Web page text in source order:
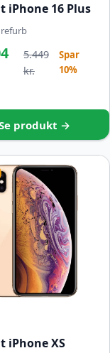
iPhone 16 Plus
5.449
kr.
Spar
10%
produkt →
iPhone XS